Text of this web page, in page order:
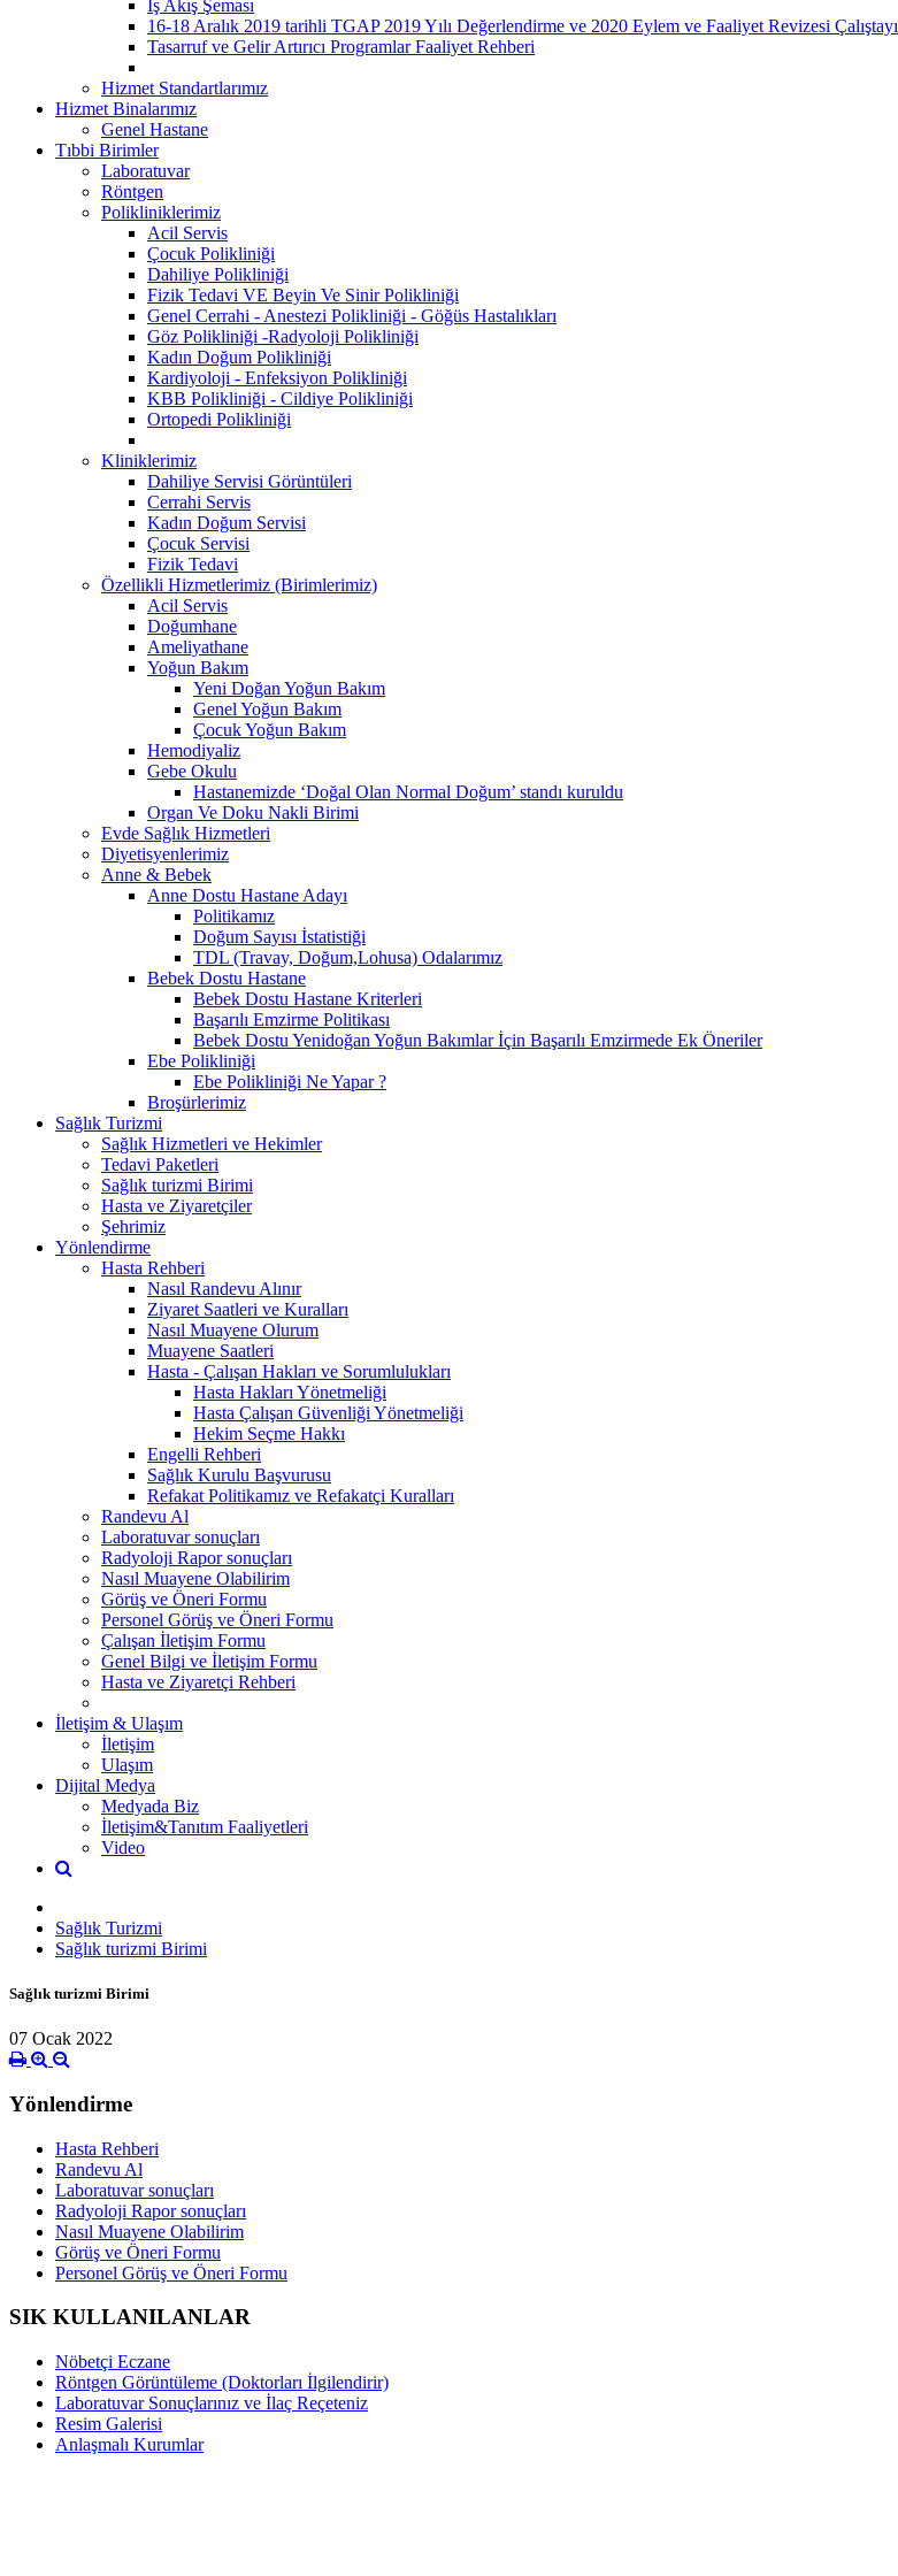
İş Akış Şeması
16-18 Aralık 2019 tarihli TGAP 2019 Yılı Değerlendirme ve 2020 Eylem ve Faaliyet Revizesi Çalıştayı
Tasarruf ve Gelir Artırıcı Programlar Faaliyet Rehberi
Hizmet Standartlarımız
Hizmet Binalarımız
Genel Hastane
Tıbbi Birimler
Laboratuvar
Röntgen
Polikliniklerimiz
Acil Servis
Çocuk Polikliniği
Dahiliye Polikliniği
Fizik Tedavi VE Beyin Ve Sinir Polikliniği
Genel Cerrahi - Anestezi Polikliniği - Göğüs Hastalıkları
Göz Polikliniği -Radyoloji Polikliniği
Kadın Doğum Polikliniği
Kardiyoloji - Enfeksiyon Polikliniği
KBB Polikliniği - Cildiye Polikliniği
Ortopedi Polikliniği
Kliniklerimiz
Dahiliye Servisi Görüntüleri
Cerrahi Servis
Kadın Doğum Servisi
Çocuk Servisi
Fizik Tedavi
Özellikli Hizmetlerimiz (Birimlerimiz)
Acil Servis
Doğumhane
Ameliyathane
Yoğun Bakım
Yeni Doğan Yoğun Bakım
Genel Yoğun Bakım
Çocuk Yoğun Bakım
Hemodiyaliz
Gebe Okulu
Hastanemizde ‘Doğal Olan Normal Doğum’ standı kuruldu
Organ Ve Doku Nakli Birimi
Evde Sağlık Hizmetleri
Diyetisyenlerimiz
Anne & Bebek
Anne Dostu Hastane Adayı
Politikamız
Doğum Sayısı İstatistiği
TDL (Travay, Doğum,Lohusa) Odalarımız
Bebek Dostu Hastane
Bebek Dostu Hastane Kriterleri
Başarılı Emzirme Politikası
Bebek Dostu Yenidoğan Yoğun Bakımlar İçin Başarılı Emzirmede Ek Öneriler
Ebe Polikliniği
Ebe Polikliniği Ne Yapar ?
Broşürlerimiz
Sağlık Turizmi
Sağlık Hizmetleri ve Hekimler
Tedavi Paketleri
Sağlık turizmi Birimi
Hasta ve Ziyaretçiler
Şehrimiz
Yönlendirme
Hasta Rehberi
Nasıl Randevu Alınır
Ziyaret Saatleri ve Kuralları
Nasıl Muayene Olurum
Muayene Saatleri
Hasta - Çalışan Hakları ve Sorumlulukları
Hasta Hakları Yönetmeliği
Hasta Çalışan Güvenliği Yönetmeliği
Hekim Seçme Hakkı
Engelli Rehberi
Sağlık Kurulu Başvurusu
Refakat Politikamız ve Refakatçi Kuralları
Randevu Al
Laboratuvar sonuçları
Radyoloji Rapor sonuçları
Nasıl Muayene Olabilirim
Görüş ve Öneri Formu
Personel Görüş ve Öneri Formu
Çalışan İletişim Formu
Genel Bilgi ve İletişim Formu
Hasta ve Ziyaretçi Rehberi
İletişim & Ulaşım
İletişim
Ulaşım
Dijital Medya
Medyada Biz
İletişim&Tanıtım Faaliyetleri
Video
Sağlık Turizmi
Sağlık turizmi Birimi
Sağlık turizmi Birimi
07 Ocak 2022
Yönlendirme
Hasta Rehberi
Randevu Al
Laboratuvar sonuçları
Radyoloji Rapor sonuçları
Nasıl Muayene Olabilirim
Görüş ve Öneri Formu
Personel Görüş ve Öneri Formu
SIK KULLANILANLAR
Nöbetçi Eczane
Röntgen Görüntüleme (Doktorları İlgilendirir)
Laboratuvar Sonuçlarınız ve İlaç Reçeteniz
Resim Galerisi
Anlaşmalı Kurumlar